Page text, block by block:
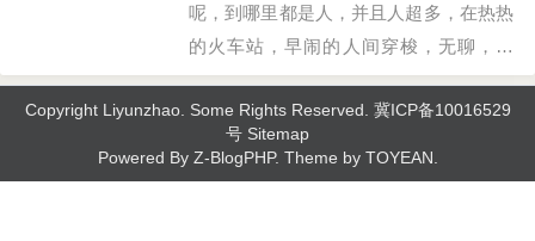
呢，到哪里都是人，并且人超多，在热热
的火车站，早闹的人间穿梭，无聊，无
语，加上无奈，更可恨的，我拉着包，还
不小心的从一个女的脚上跑了过去，无
语，只能道歉，哎，我杂就这么倒霉今
天。 &…
Copyright Liyunzhao. Some Rights Reserved. 冀ICP备10016529
号 Sitemap
Powered By Z-BlogPHP. Theme by TOYEAN